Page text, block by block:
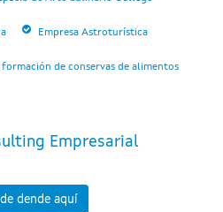
Empresa Astroturística
formación de conservas de alimentos
Empresarial
dende aquí